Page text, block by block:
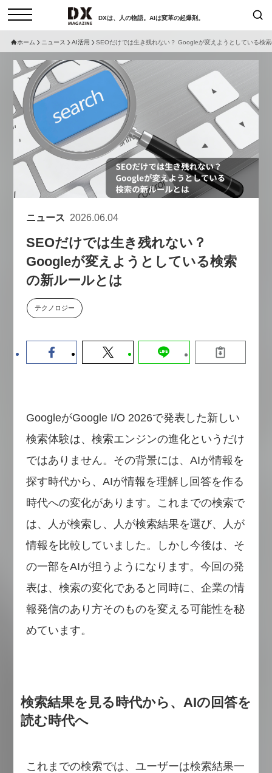
DXは、人の物語。AIは変革の起爆剤。
コラム
セミナー
サービスメニュー 日本オムニチャネル協会
トップページ
特集
動画
サイトマップ
お問い合わせ
個人情報保護法について
採用情報
検索
現在開催予定のセミナー
セミナー
【8/12開催】「イノベーションを
数値化する」～投資される事業の
学ぶ資金調達・巻き込みのリアル
2026-06-10
セミナー
【9/30開催】AIで何でもできる時
ホーム ニュース AI活用 SEOだけでは生き残れない？ Googleが変えようとしている検
ニュース 2026.06.04
SEOだけでは生き残れない？
Googleが変えようとしている検索
の新ルールとは
テクノロジー
GoogleがGoogle I/O 2026で発表した新しい
検索体験は、検索エンジンの進化というだけ
ではありません。その背景には、AIが情報を
探す時代から、AIが情報を理解し回答を作る
時代への変化があります。これまでの検索で
は、人が検索し、人が検索結果を選び、人が
情報を比較していました。しかし今後は、そ
の一部をAIが担うようになります。今回の発
表は、検索の変化であると同時に、企業の情
報発信のあり方そのものを変える可能性を秘
めています。
検索結果を見る時代から、AIの回答を
読む時代へ
これまでの検索では、ユーザーは検索結果一